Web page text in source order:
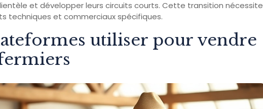
et développer leurs circuits courts. Cette transition nécessite
techniques et commerciaux spécifiques.
utiliser pour vendre